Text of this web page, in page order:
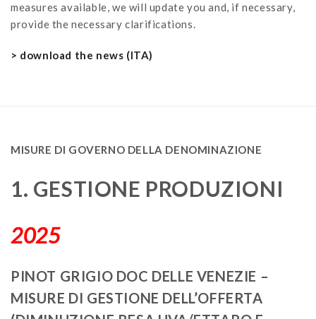
measures available, we will update you and, if necessary,
provide the necessary clarifications.
> download the news (ITA)
MISURE DI GOVERNO DELLA DENOMINAZIONE
1. GESTIONE PRODUZIONI
2025
PINOT GRIGIO DOC DELLE VENEZIE –
MISURE DI GESTIONE DELL’OFFERTA